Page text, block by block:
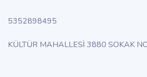
5352898495
KÜLTÜR MAHALLESİ 3880 SOKAK